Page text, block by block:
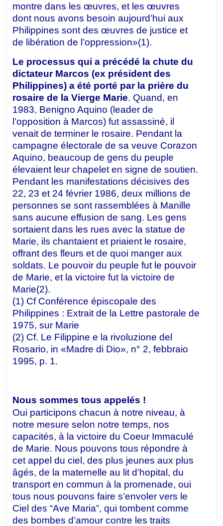
montre dans les œuvres, et les œuvres
dont nous avons besoin aujourd’hui aux
Philippines sont des œuvres de justice et
de libération de l’oppression»(1).
Le processus qui a précédé la chute du
dictateur Marcos (ex président des
Philippines) a été porté par la prière du
rosaire de la Vierge Marie. Quand, en
1983, Benigno Aquino (leader de
l’opposition à Marcos) fut assassiné, il
venait de terminer le rosaire. Pendant la
campagne électorale de sa veuve Corazon
Aquino, beaucoup de gens du peuple
élevaient leur chapelet en signe de soutien.
Pendant les manifestations décisives des
22, 23 et 24 février 1986, deux millions de
personnes se sont rassemblées à Manille
sans aucune effusion de sang. Les gens
sortaient dans les rues avec la statue de
Marie, ils chantaient et priaient le rosaire,
offrant des fleurs et de quoi manger aux
soldats. Le pouvoir du peuple fut le pouvoir
de Marie, et la victoire fut la victoire de
Marie(2).
(1) Cf Conférence épiscopale des
Philippines : Extrait de la Lettre pastorale de
1975, sur Marie
(2) Cf. Le Filippine e la rivoluzione del
Rosario, in «Madre di Dio», n° 2, febbraio
1995, p. 1.
Nous sommes tous appelés !
Oui participons chacun à notre niveau, à
notre mesure selon notre temps, nos
capacités, à la victoire du Coeur Immaculé
de Marie. Nous pouvons tous répondre à
cet appel du ciel, des plus jeunes aux plus
âgés, de la maternelle au lit d’hopital, du
transport en commun à la promenade, oui
tous nous pouvons faire s’envoler vers le
Ciel des “Ave Maria”, qui tombent comme
des bombes d’amour contre les traits